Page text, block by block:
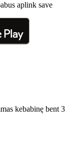
aplink save
kebabinę bent 3